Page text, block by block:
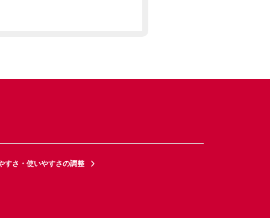
すさ・使いやすさの調整